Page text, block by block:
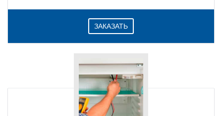
ЗАКАЗАТЬ